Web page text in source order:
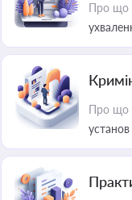
Про що
Про що